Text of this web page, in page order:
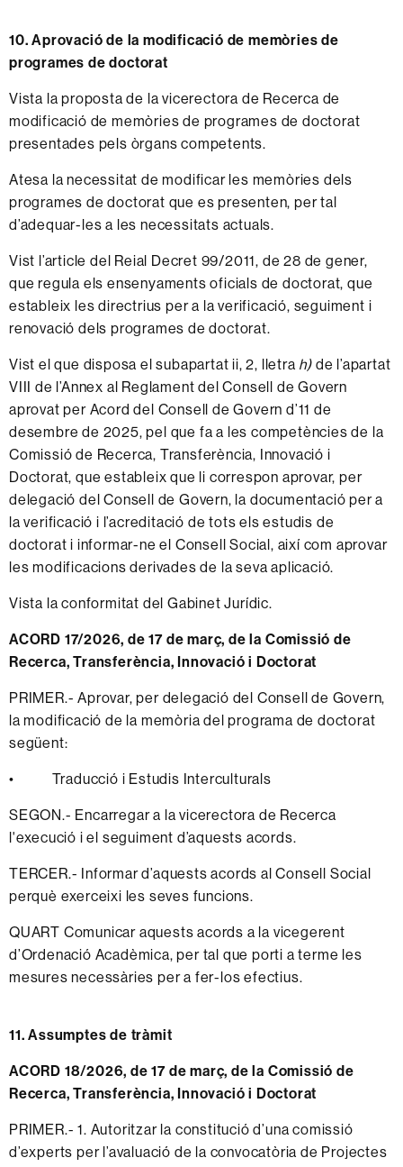
10. Aprovació de la modificació de memòries de
programes de doctorat
Vista la proposta de la vicerectora de Recerca de
modificació de memòries de programes de doctorat
presentades pels òrgans competents.
Atesa la necessitat de modificar les memòries dels
programes de doctorat que es presenten, per tal
d’adequar-les a les necessitats actuals.
Vist l’article del Reial Decret 99/2011, de 28 de gener,
que regula els ensenyaments oficials de doctorat, que
estableix les directrius per a la verificació, seguiment i
renovació dels programes de doctorat.
Vist el que disposa el subapartat ii, 2, lletra h) de l’apartat
VIII de l’Annex al Reglament del Consell de Govern
aprovat per Acord del Consell de Govern d’11 de
desembre de 2025, pel que fa a les competències de la
Comissió de Recerca, Transferència, Innovació i
Doctorat, que estableix que li correspon aprovar, per
delegació del Consell de Govern, la documentació per a
la verificació i l’acreditació de tots els estudis de
doctorat i informar-ne el Consell Social, així com aprovar
les modificacions derivades de la seva aplicació.
Vista la conformitat del Gabinet Jurídic.
ACORD 17/2026, de 17 de març, de la Comissió de
Recerca, Transferència, Innovació i Doctorat
PRIMER.- Aprovar, per delegació del Consell de Govern,
la modificació de la memòria del programa de doctorat
següent:
• Traducció i Estudis Interculturals
SEGON.- Encarregar a la vicerectora de Recerca
l'execució i el seguiment d’aquests acords.
TERCER.- Informar d’aquests acords al Consell Social
perquè exerceixi les seves funcions.
QUART Comunicar aquests acords a la vicegerent
d’Ordenació Acadèmica, per tal que porti a terme les
mesures necessàries per a fer-los efectius.
11. Assumptes de tràmit
ACORD 18/2026, de 17 de març, de la Comissió de
Recerca, Transferència, Innovació i Doctorat
PRIMER.- 1. Autoritzar la constitució d’una comissió
d’experts per l’avaluació de la convocatòria de Projectes